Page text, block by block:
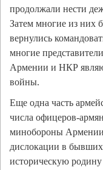
продолжали нести
Затем многие из них
вернулись
многие
Армении и НКР
войны.
Еще одна часть
числа офицеров-
минобороны
дислокации в
историческую